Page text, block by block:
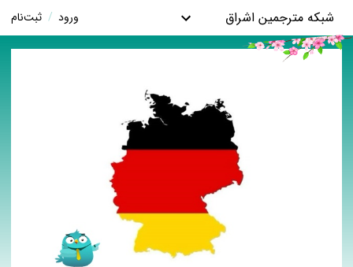
شبکه مترجمین اشراق ورود / ثبت‌نام